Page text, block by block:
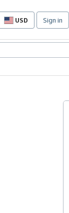
USD
Site
preferences
Sign in